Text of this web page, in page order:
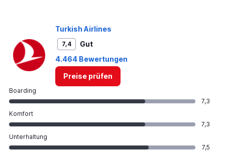
Turkish Airlines
7,4
Gut
4.464 Bewertungen
Preise prüfen
Boarding
7,3
Komfort
7,3
Unterhaltung
7,5